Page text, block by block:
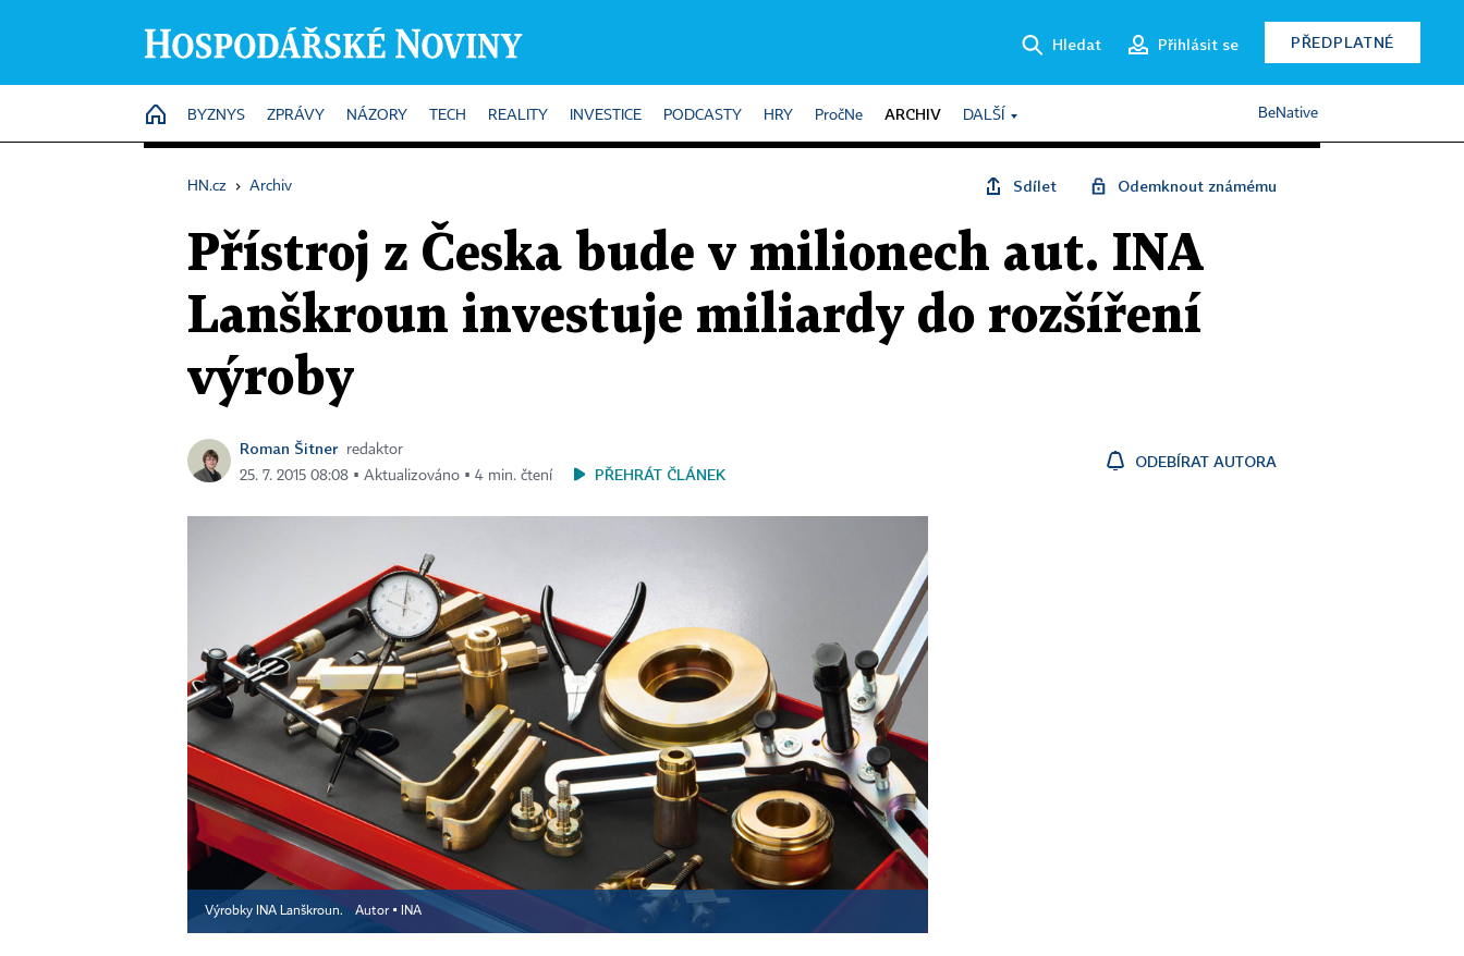
Hledat Přihlásit se PŘEDPLATNÉ
HOME
BYZNYS ZPRÁVY NÁZORY TECH REALITY INVESTICE PODCASTY HRY PročNe ARCHIV DALŠÍ BeNative
HN.cz › Archiv Sdílet Odemknout známému
Přístroj z Česka bude v milionech aut. INA
Lanškroun investuje miliardy do rozšíření
výroby
Roman Šitner
redaktor
25. 7. 2015 08:08 ▪ Aktualizováno ▪ 4 min. čtení
PŘEHRÁT ČLÁNEK
ODEBÍRAT AUTORA
Výrobky INA Lanškroun. Autor ▪ INA